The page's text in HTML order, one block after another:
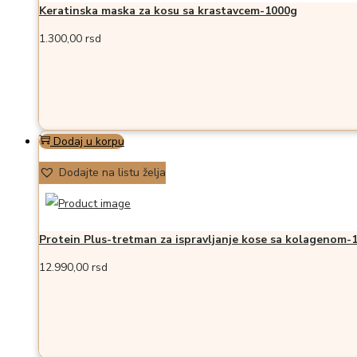
Keratinska maska za kosu sa krastavcem-1000g
1.300,00 rsd
Dodaj u korpu
Dodajte na listu želja
Protein Plus-tretman za ispravljanje kose sa kolagenom-
12.990,00 rsd